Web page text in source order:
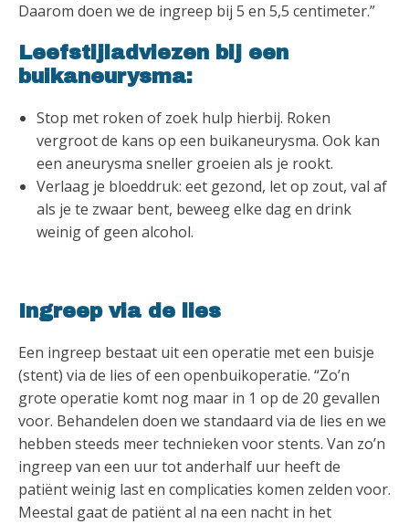
Daarom doen we de ingreep bij 5 en 5,5 centimeter.”
Leefstijladviezen bij een
buikaneurysma:
Stop met roken of zoek hulp hierbij. Roken
vergroot de kans op een buikaneurysma. Ook kan
een aneurysma sneller groeien als je rookt.
Verlaag je bloeddruk: eet gezond, let op zout, val af
als je te zwaar bent, beweeg elke dag en drink
weinig of geen alcohol.
Ingreep via de lies
Een ingreep bestaat uit een operatie met een buisje
(stent) via de lies of een openbuikoperatie. “Zo’n
grote operatie komt nog maar in 1 op de 20 gevallen
voor. Behandelen doen we standaard via de lies en we
hebben steeds meer technieken voor stents. Van zo’n
ingreep van een uur tot anderhalf uur heeft de
patiënt weinig last en complicaties komen zelden voor.
Meestal gaat de patiënt al na een nacht in het